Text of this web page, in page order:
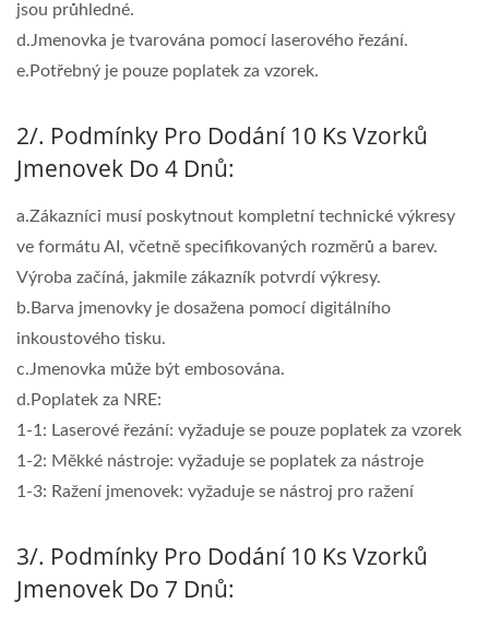
jsou průhledné.
d.Jmenovka je tvarována pomocí laserového řezání.
e.Potřebný je pouze poplatek za vzorek.
2/. Podmínky Pro Dodání 10 Ks Vzorků
Jmenovek Do 4 Dnů:
a.Zákazníci musí poskytnout kompletní technické výkresy
ve formátu AI, včetně specifikovaných rozměrů a barev.
Výroba začíná, jakmile zákazník potvrdí výkresy.
b.Barva jmenovky je dosažena pomocí digitálního
inkoustového tisku.
c.Jmenovka může být embosována.
d.Poplatek za NRE:
1-1: Laserové řezání: vyžaduje se pouze poplatek za vzorek
1-2: Měkké nástroje: vyžaduje se poplatek za nástroje
1-3: Ražení jmenovek: vyžaduje se nástroj pro ražení
3/. Podmínky Pro Dodání 10 Ks Vzorků
Jmenovek Do 7 Dnů: